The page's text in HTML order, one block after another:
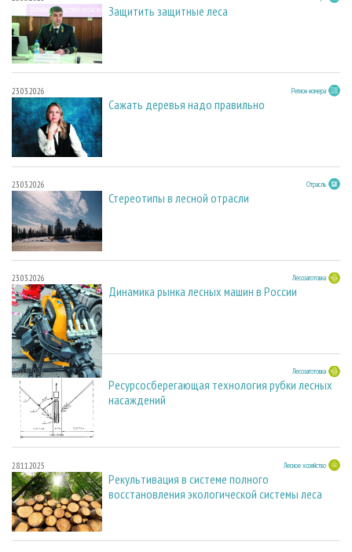
Защитить защитные леса
23.03.2026 Регион номера
Сажать деревья надо правильно
23.03.2026 Отрасль
Стереотипы в лесной отрасли
23.03.2026 Лесозаготовка
Динамика рынка лесных машин в России
23.03.2026 Лесозаготовка
Ресурсосберегающая технология рубки лесных
насаждений
28.11.2025 Лесное хозяйство
Рекультивация в системе полного
восстановления экологической системы леса